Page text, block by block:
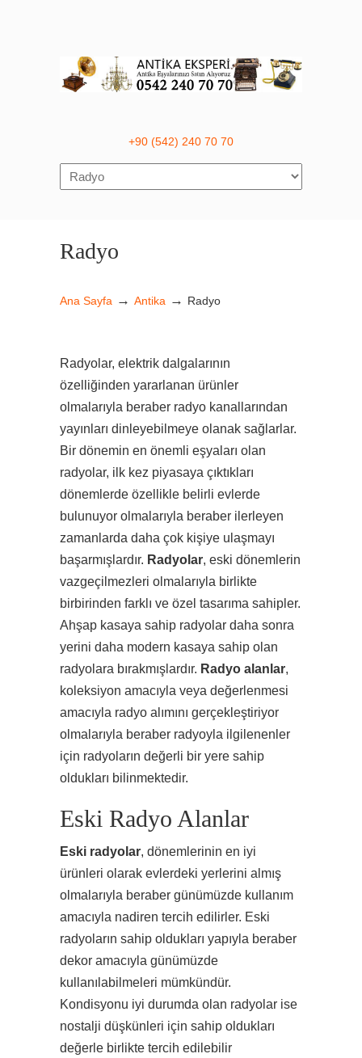
+90 (542) 240 70 70
Navigation
Radyo
Ana Sayfa → Antika → Radyo
Radyolar, elektrik dalgalarının
özelliğinden yararlanan ürünler
olmalarıyla beraber radyo kanallarından
yayınları dinleyebilmeye olanak sağlarlar.
Bir dönemin en önemli eşyaları olan
radyolar, ilk kez piyasaya çıktıkları
dönemlerde özellikle belirli evlerde
bulunuyor olmalarıyla beraber ilerleyen
zamanlarda daha çok kişiye ulaşmayı
başarmışlardır. Radyolar, eski dönemlerin
vazgeçilmezleri olmalarıyla birlikte
birbirinden farklı ve özel tasarıma sahipler.
Ahşap kasaya sahip radyolar daha sonra
yerini daha modern kasaya sahip olan
radyolara bırakmışlardır. Radyo alanlar,
koleksiyon amacıyla veya değerlenmesi
amacıyla radyo alımını gerçekleştiriyor
olmalarıyla beraber radyoyla ilgilenenler
için radyoların değerli bir yere sahip
oldukları bilinmektedir.
Eski Radyo Alanlar
Eski radyolar, dönemlerinin en iyi
ürünleri olarak evlerdeki yerlerini almış
olmalarıyla beraber günümüzde kullanım
amacıyla nadiren tercih edilirler. Eski
radyoların sahip oldukları yapıyla beraber
dekor amacıyla günümüzde
kullanılabilmeleri mümkündür.
Kondisyonu iyi durumda olan radyolar ise
nostalji düşkünleri için sahip oldukları
değerle birlikte tercih edilebilir